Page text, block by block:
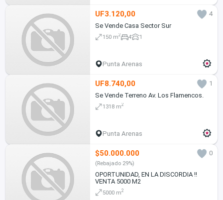
UF3.120,00
4
Se Vende Casa Sector Sur
150 m2 4 1
Punta Arenas
UF8.740,00
1
Se Vende Terreno Av. Los Flamencos.
1318 m2
Punta Arenas
$50.000.000 0
(Rebajado 29%)
OPORTUNIDAD, EN LA DISCORDIA !!
VENTA 5000 M2
5000 m2